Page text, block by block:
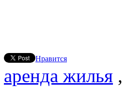
Нравится
аренда жилья ,